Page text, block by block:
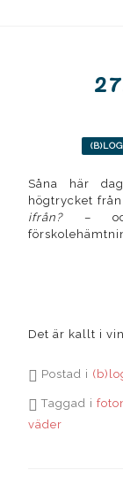
Såna här
högtrycket
ifrån?– och
Det är kallt i
Postad i
Taggad i
väder